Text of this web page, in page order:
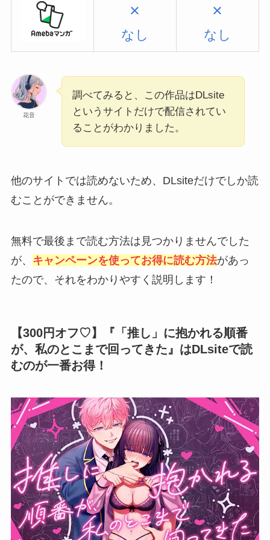
×
なし
×
なし
花音
調べてみると、この作品はDLsite
というサイトだけで配信されてい
ることがわかりました。
他のサイトでは読めないため、DLsiteだけでしか読
むことができません。
無料で最後まで読む方法は見つかりませんでした
が、 キャンペーンを使ってお得に読む方法があっ
たので、それをわかりやすく説明します！
【300円オフ♡】『「推し」に抱かれる順番
が、私のとこまで回ってきた』はDLsiteで読
むのが一番お得！